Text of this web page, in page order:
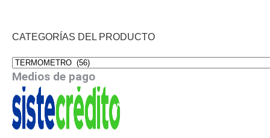
CATEGORÍAS DEL PRODUCTO
Medios de pago